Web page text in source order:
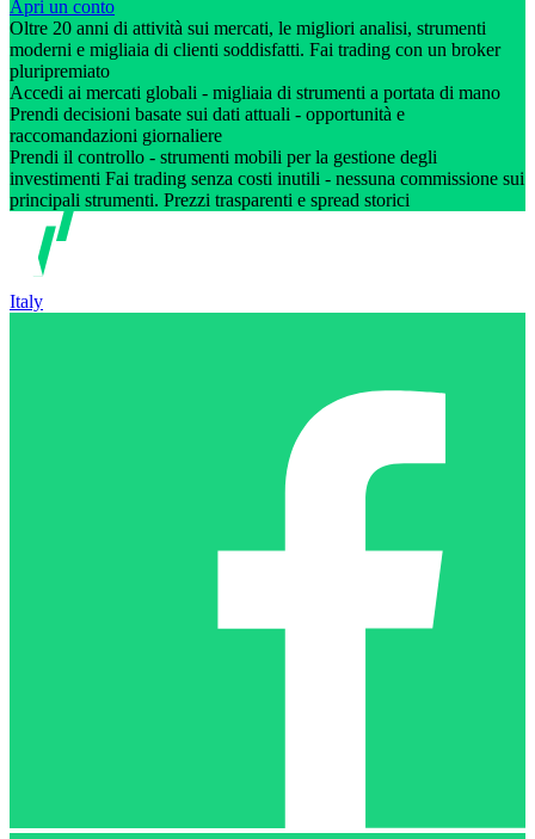
Apri un conto
Oltre 20 anni di attività sui mercati, le migliori analisi, strumenti
moderni e migliaia di clienti soddisfatti. Fai trading con un broker
pluripremiato
Accedi ai mercati globali - migliaia di strumenti a portata di mano
Prendi decisioni basate sui dati attuali - opportunità e
raccomandazioni giornaliere
Prendi il controllo - strumenti mobili per la gestione degli
investimenti Fai trading senza costi inutili - nessuna commissione sui
principali strumenti. Prezzi trasparenti e spread storici
Italy